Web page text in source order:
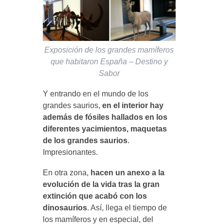
Exposición de los grandes mamíferos
que habitaron España – Destino y
Sabor
Y entrando en el mundo de los
grandes saurios, en el interior hay
además de fósiles hallados en los
diferentes yacimientos, maquetas
de los grandes saurios.
Impresionantes.
En otra zona, hacen un anexo a la
evolución de la vida tras la gran
extinción que acabó con los
dinosaurios. Así, llega el tiempo de
los mamíferos y en especial, del